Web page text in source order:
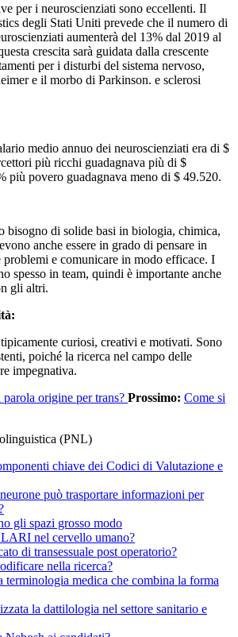
per i neuroscienziati sono eccellenti. Il
degli Stati Uniti prevede che il numero di
aumenterà del 13% dal 2019 al
crescita sarà guidata dalla crescente
per i disturbi del sistema nervoso,
e il morbo di Parkinson. e sclerosi
medio annuo dei neuroscienziati era di $
più ricchi guadagnava più di $
più povero guadagnava meno di $ 49.520.
bisogno di solide basi in biologia, chimica,
anche essere in grado di pensare in
e comunicare in modo efficace. I
spesso in team, quindi è importante anche
gli altri.
curiosi, creativi e motivati. Sono
poiché la ricerca nel campo delle
impegnativa.
parola origine per trans? Prossimo: Come si
(PNL)
chiave dei Codici di Valutazione e
può trasportare informazioni per
gli spazi grosso modo
nel cervello umano?
di transessuale post operatorio?
nella ricerca?
terminologia medica che combina la forma
la dattilologia nel settore sanitario e